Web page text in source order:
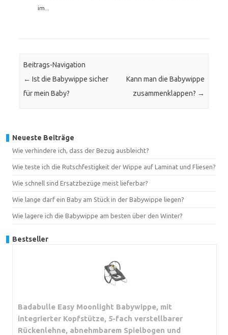
im...
Beitrags-Navigation
← Ist die Babywippe sicher
für mein Baby?
Kann man die Babywippe
zusammenklappen? →
Neueste Beiträge
Wie verhindere ich, dass der Bezug ausbleicht?
Wie teste ich die Rutschfestigkeit der Wippe auf Laminat und Fliesen?
Wie schnell sind Ersatzbezüge meist lieferbar?
Wie lange darf ein Baby am Stück in der Babywippe liegen?
Wie lagere ich die Babywippe am besten über den Winter?
Bestseller
Badabulle Easy Moonlight Babywippe, mit
integrierter Kopfstütze, 5-fach verstellbarer
Rückenlehne, abnehmbarem Spielbogen und